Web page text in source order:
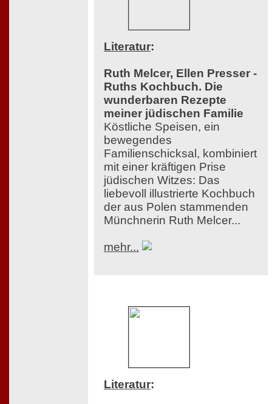
Literatur:
Ruth Melcer, Ellen Presser -
Ruths Kochbuch. Die
wunderbaren Rezepte
meiner jüdischen Familie
Köstliche Speisen, ein
bewegendes
Familienschicksal, kombiniert
mit einer kräftigen Prise
jüdischen Witzes: Das
liebevoll illustrierte Kochbuch
der aus Polen stammenden
Münchnerin Ruth Melcer...
mehr...
Literatur: